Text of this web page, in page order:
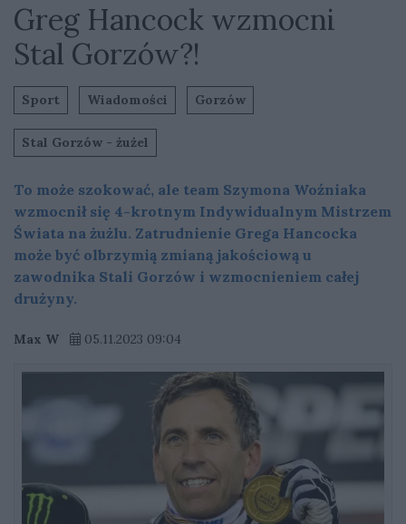
Greg Hancock wzmocni
Stal Gorzów?!
Sport Wiadomości Gorzów
Stal Gorzów - żużel
To może szokować, ale team Szymona Woźniaka
wzmocnił się 4-krotnym Indywidualnym Mistrzem
Świata na żużlu. Zatrudnienie Grega Hancocka
może być olbrzymią zmianą jakościową u
zawodnika Stali Gorzów i wzmocnieniem całej
drużyny.
Max W 05.11.2023 09:04